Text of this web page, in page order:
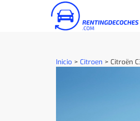
Inicio > Citroen > Citroën